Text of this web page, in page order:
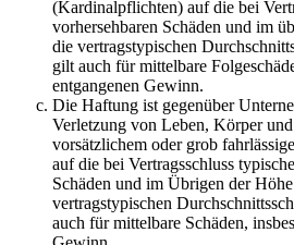
(Kardinalpflichten) auf die bei
vorhersehbaren Schäden und im
die vertragstypischen
gilt auch für mittelbare
entgangenen Gewinn.
Die Haftung ist gegenüber
Verletzung von Leben, Körper
vorsätzlichem oder grob
auf die bei Vertragsschluss
Schäden und im Übrigen der
vertragstypischen
auch für mittelbare Schäden,